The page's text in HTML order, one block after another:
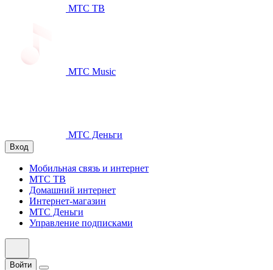
МТС ТВ
МТС Music
МТС Деньги
Вход
Мобильная связь и интернет
МТС ТВ
Домашний интернет
Интернет-магазин
МТС Деньги
Управление подписками
Войти